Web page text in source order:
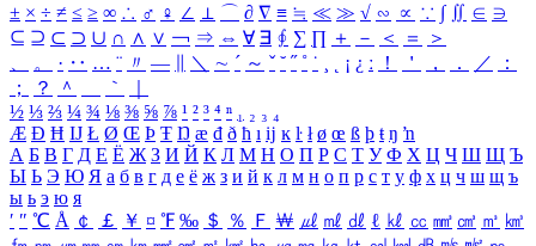
± × ÷ ≠ ≤ ≥ ∞ ∴ ♂ ♀ ∠ ⊥ ⌒ ∂ ∇ ≡ ≒ ≪ ≫ √ ∽ ∝ ∵ ∫ ∬ ∈ ∋
⊆ ⊇ ⊂ ⊃ ∪ ∩ ∧ ∨ ￢ ⇒ ⇔ ∀ ∃ ∮ ∑ ∏ ＋ － ＜ ＝
＞
、
。 · ‥ … ¨ 〃 ― ＼ ∼ ´ ～ ˇ ˘ ˝ ˚ ˙ ¸ ¡ ¿ ː ！ ＇ ， ． ／
：
；
？ ＾ ｀
½ ⅓ ⅔ ¼ ¾ ⅛ ⅜ ⅝ ⅞ ¹ ² ³ ⁴ ⁿ ₁ ₂ ₃ ₄
Æ Ð Ħ Ĳ Ł Ø Œ Þ Ŧ Ŋ æ đ ð ħ ı ĳ ĸ ŀ ł ø œ ß þ ŧ ŋ ŉ
А Б В Г Д Е Ё Ж З И Й К Л М Н О П Р С Т У Ф Х Ц Ч Ш Щ Ъ
Ы Ь Э Ю Я а б в г д е ё ж з и й к л м н о п р с т у ф х ц ч ш щ ъ
ы ь э ю я
′ ″ ℃ Å ￠ ￡ ￥ ¤ ℉ ‰ ＄ ％ Ｆ ￦ ㎕ ㎖ ㎗ ℓ ㎘ ㏄ ㎣ ㎤ ㎥ ㎦